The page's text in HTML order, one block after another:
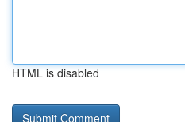
HTML is disabled